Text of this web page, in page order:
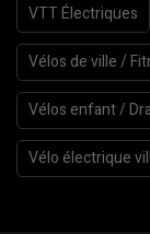
VTT Électriques
Vélos de ville /
Vélos enfant /
Vélo électrique